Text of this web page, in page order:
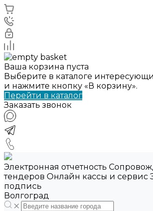
Ваша корзина пуста
Выберите в каталоге
и нажмите кнопку «В корзину».
Перейти в каталог
Заказать звонок
Электронная отчетность
тендеров Онлайн кассы и сервис
подпись
Волгоград